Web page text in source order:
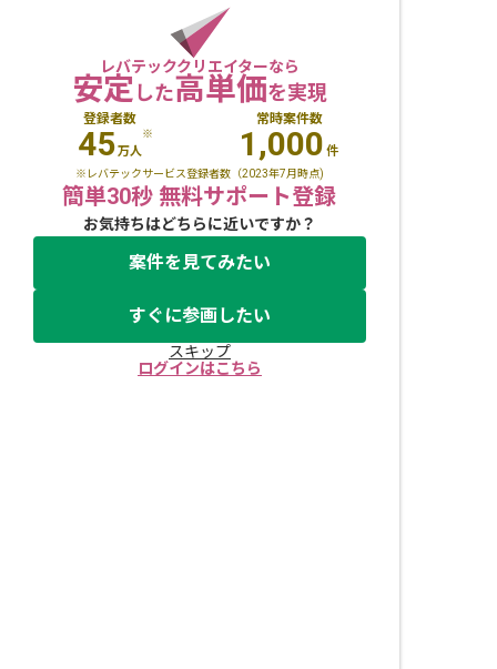
レバテッククリエイターなら
安定した高単価を実現
登録者数
45万人
※
常時案件数
1,000 件
※レバテックサービス登録者数（2023年7月時点)
簡単30秒 無料サポート登録
お気持ちはどちらに近いですか？
案件を見てみたい
すぐに参画したい
スキップ
ログインはこちら